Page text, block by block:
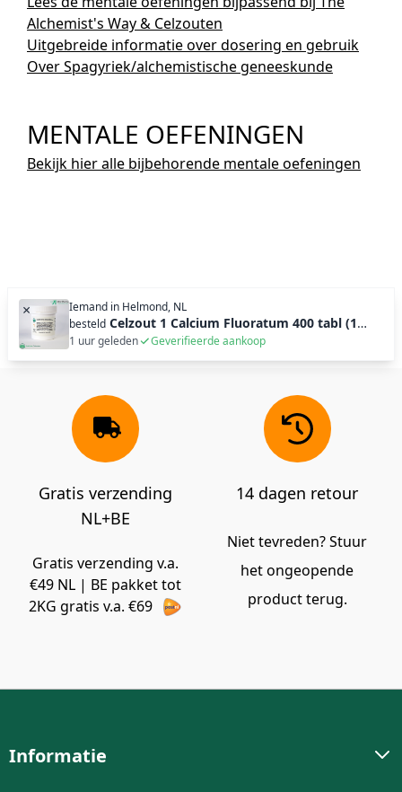
Alchemist's Way & Celzouten
Uitgebreide informatie over dosering en gebruik
Over Spagyriek/alchemistische geneeskunde
MENTALE OEFENINGEN
Bekijk hier alle bijbehorende mentale oefeningen
× Iemand in Helmond, NL
besteld Celzout 1 Calcium Fluoratum 400 tabl (100g)
1 uur geleden Geverifieerde aankoop
Gratis verzending
NL+BE
Gratis verzending v.a.
€49 NL | BE pakket tot
2KG gratis v.a. €69
14 dagen retour
Niet tevreden? Stuur
het ongeopende
product terug.
Informatie